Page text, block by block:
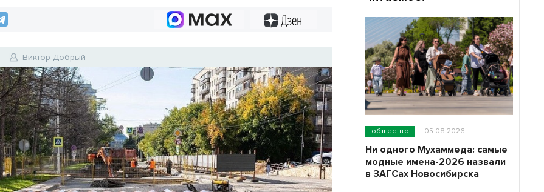
Виктор Добрый
общество 05.08.2026
Ни одного Мухаммеда: самые
модные имена-2026 назвали
в ЗАГСах Новосибирска